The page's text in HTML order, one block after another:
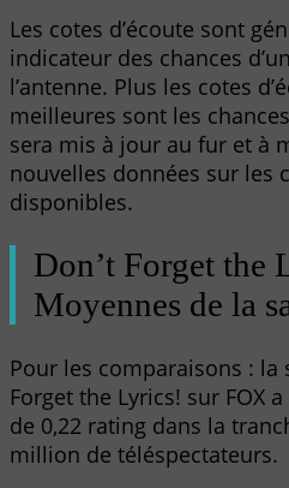
Les cotes d’écoute sont
indicateur des chances
l’antenne. Plus les cotes
meilleures sont les
sera mis à jour au fur et à
nouvelles données sur les
disponibles.
Don’t Forget the
Moyennes de la
Pour les comparaisons : la
Forget the Lyrics! sur FOX
de 0,22 rating dans la
million de téléspectateurs.